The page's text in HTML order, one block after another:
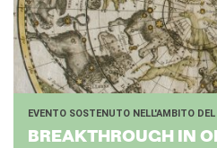
EVENTO SOSTENUTO NELL'AMBITO
BREAK­TH­ROU­GH IN